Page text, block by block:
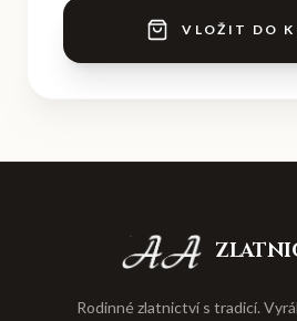
VLOŽIT DO
Rodinné zlatnictví s tradicí.